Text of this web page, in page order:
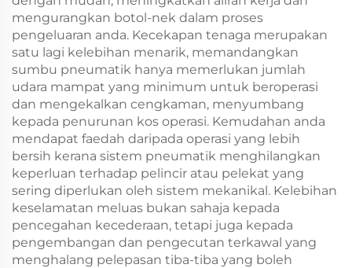
mengurangkan botol-nek dalam proses
pengeluaran anda. Kecekapan tenaga merupakan
satu lagi kelebihan menarik, memandangkan
sumbu pneumatik hanya memerlukan jumlah
udara mampat yang minimum untuk beroperasi
dan mengekalkan cengkaman, menyumbang
kepada penurunan kos operasi. Kemudahan anda
mendapat faedah daripada operasi yang lebih
bersih kerana sistem pneumatik menghilangkan
keperluan terhadap pelincir atau pelekat yang
sering diperlukan oleh sistem mekanikal. Kelebihan
keselamatan meluas bukan sahaja kepada
pencegahan kecederaan, tetapi juga kepada
pengembangan dan pengecutan terkawal yang
menghalang pelepasan tiba-tiba yang boleh